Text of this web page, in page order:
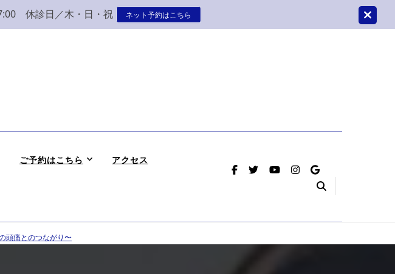
休診日／木・日・祝 ネット予約はこちら
ご予約はこちら アクセス
頭痛とのつながり〜